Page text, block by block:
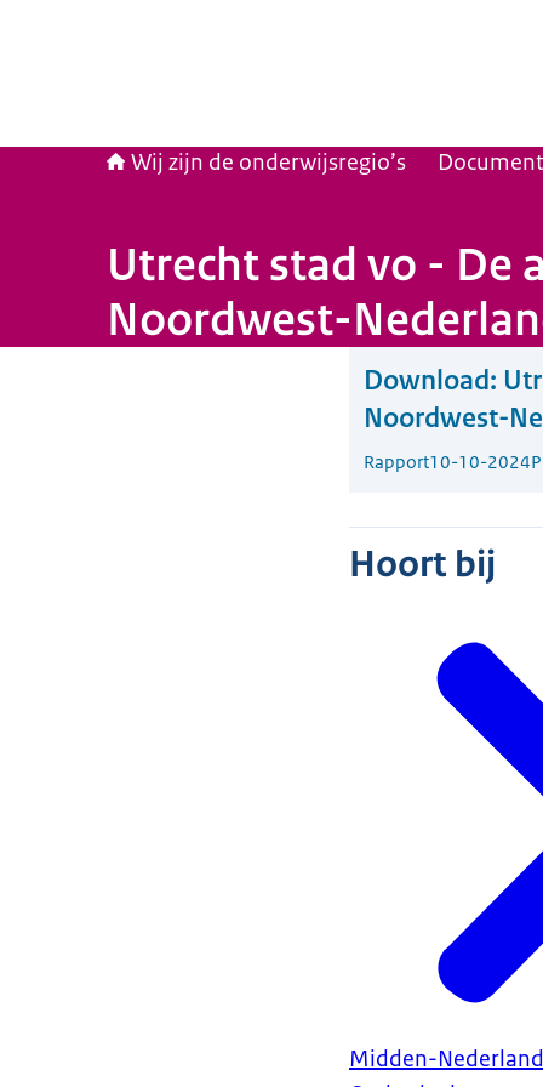
Wij zijn de onderwijsregio’s
Utrecht stad vo - De
Noordwest-
Download:
Noordwest-
Rapport10-10-2024
Hoort bij
Midden-